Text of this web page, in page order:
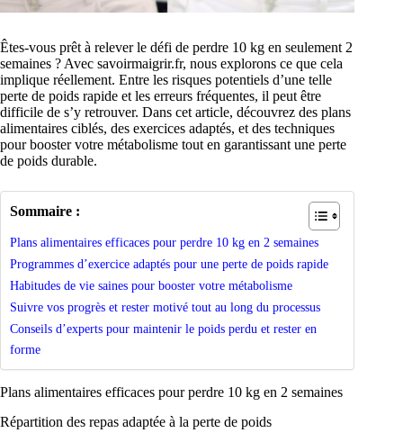
Êtes-vous prêt à relever le défi de perdre 10 kg en seulement 2
semaines ? Avec savoirmaigrir.fr, nous explorons ce que cela
implique réellement. Entre les risques potentiels d’une telle
perte de poids rapide et les erreurs fréquentes, il peut être
difficile de s’y retrouver. Dans cet article, découvrez des plans
alimentaires ciblés, des exercices adaptés, et des techniques
pour booster votre métabolisme tout en garantissant une perte
de poids durable.
Sommaire :
Plans alimentaires efficaces pour perdre 10 kg en 2 semaines
Programmes d’exercice adaptés pour une perte de poids rapide
Habitudes de vie saines pour booster votre métabolisme
Suivre vos progrès et rester motivé tout au long du processus
Conseils d’experts pour maintenir le poids perdu et rester en
forme
Plans alimentaires efficaces pour perdre 10 kg en 2 semaines
Répartition des repas adaptée à la perte de poids